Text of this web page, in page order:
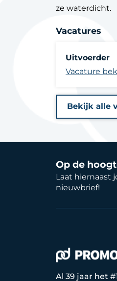
ze waterdicht.
Vacatures
Uitvoerder
Vacature
Bekijk alle
Op de
Laat hiernaast
nieuwbrief!
Al 39 jaar het